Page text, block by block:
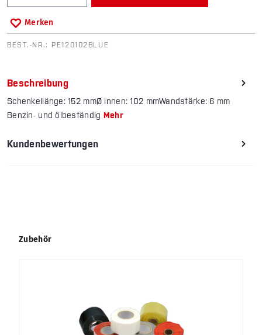
Merken
BEST.-NR.: PE120102BLUE
Beschreibung
Schenkellänge: 152 mmØ innen: 102 mmWandstärke: 6 mm
Benzin- und ölbeständig Mehr
Kundenbewertungen
Produktgalerie überspringen
Zubehör